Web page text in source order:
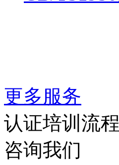
更多服务
认证培训流程
咨询我们